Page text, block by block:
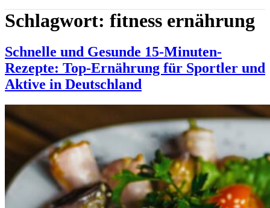
Schlagwort: fitness ernährung
Schnelle und Gesunde 15-Minuten-
Rezepte: Top-Ernährung für Sportler und
Aktive in Deutschland